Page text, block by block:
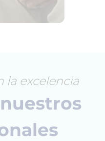
la excelencia